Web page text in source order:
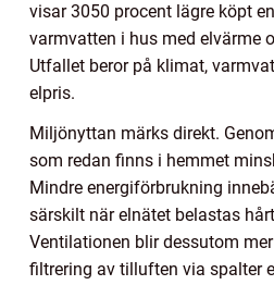
visar 3050 procent lägre köpt
varmvatten i hus med elvärme
Utfallet beror på klimat,
elpris.
Miljönyttan märks direkt.
som redan finns i hemmet
Mindre energiförbrukning
särskilt när elnätet belastas
Ventilationen blir dessutom
filtrering av tilluften via spalter